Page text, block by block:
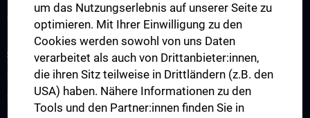
Abteilung Training und Simulation
STUDIUM, AUS- UND WEITERBILDUNG
Information für Studierende
Summer School
um das Nutzungserlebnis auf unserer Seite zu
optimieren. Mit Ihrer Einwilligung zu den
Cookies werden sowohl von uns Daten
verarbeitet als auch von Drittanbieter:innen,
die ihren Sitz teilweise in Drittländern (z.B. den
USA) haben. Nähere Informationen zu den
Tools und den Partner:innen finden Sie in